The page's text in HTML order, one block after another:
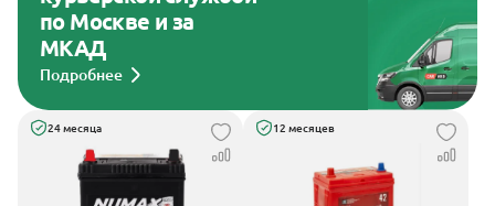
по Москве и за
МКАД
Подробнее
24 месяца 12 месяцев